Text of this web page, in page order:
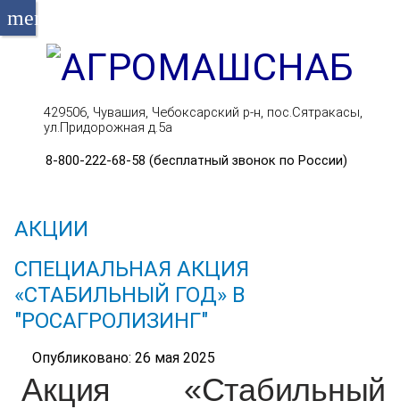
menu
429506, Чувашия, Чебоксарский р-н, пос.Сятракасы,
ул.Придорожная д.5а
8-800-222-68-58 (бесплатный звонок по России)
АКЦИИ
СПЕЦИАЛЬНАЯ АКЦИЯ
«СТАБИЛЬНЫЙ ГОД» В
"РОСАГРОЛИЗИНГ"
Опубликовано: 26 мая 2025
Акция «Стабильный